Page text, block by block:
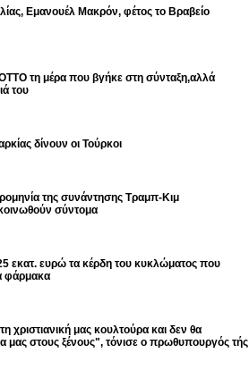
Εμανουέλ Μακρόν, φέτος το Βραβείο
τη μέρα που βγήκε στη σύνταξη,αλλά
του
δίνουν οι Τούρκοι
της συνάντησης Τραμπ-Κιμ
σύντομα
ευρώ τα κέρδη του κυκλώματος που
φάρμακα
χριστιανική μας κουλτούρα και δεν θα
στους ξένους", τόνισε ο πρωθυπουργός τής